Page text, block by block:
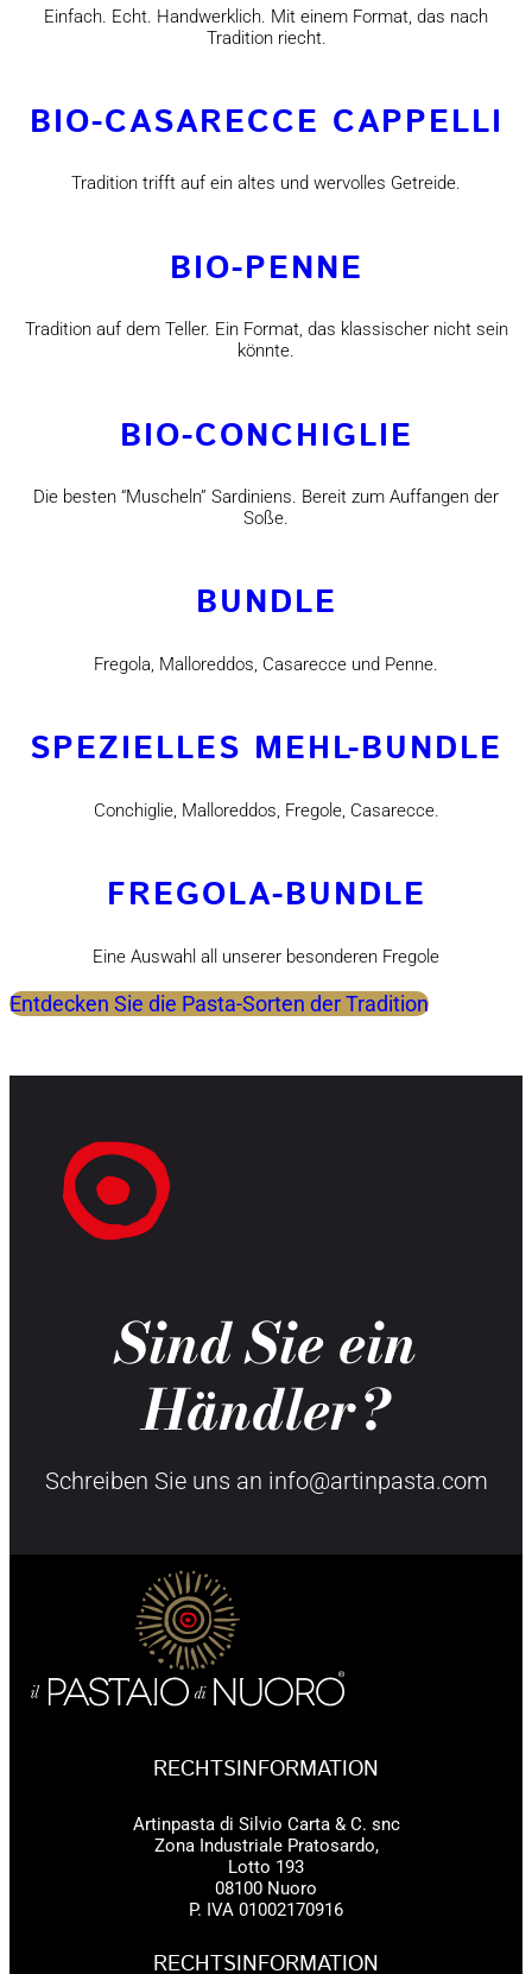
Einfach. Echt. Handwerklich. Mit einem Format, das nach
Tradition riecht.
BIO-CASARECCE CAPPELLI
Tradition trifft auf ein altes und wervolles Getreide.
BIO-PENNE
Tradition auf dem Teller. Ein Format, das klassischer nicht sein
könnte.
BIO-CONCHIGLIE
Die besten “Muscheln” Sardiniens. Bereit zum Auffangen der
Soße.
BUNDLE
Fregola, Malloreddos, Casarecce und Penne.
SPEZIELLES MEHL-BUNDLE
Conchiglie, Malloreddos, Fregole, Casarecce.
FREGOLA-BUNDLE
Eine Auswahl all unserer besonderen Fregole
Entdecken Sie die Pasta-Sorten der Tradition
Sind Sie ein
Händler?
Schreiben Sie uns an info@artinpasta.com
RECHTSINFORMATION
Artinpasta di Silvio Carta & C. snc
Zona Industriale Pratosardo,
Lotto 193
08100 Nuoro
P. IVA 01002170916
RECHTSINFORMATION